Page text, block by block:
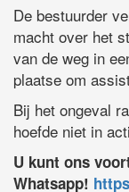
De bestuurder
macht over het
van de weg in
plaatse om
Bij het ongeval
hoefde niet in
U kunt ons
Whatsapp!